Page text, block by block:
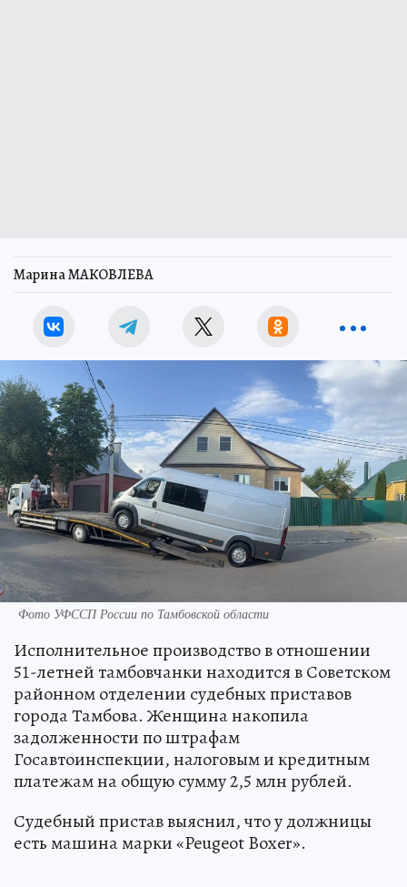
Марина МАКОВЛЕВА
Фото УФССП России по Тамбовской области
Исполнительное производство в отношении
51-летней тамбовчанки находится в Советском
районном отделении судебных приставов
города Тамбова. Женщина накопила
задолженности по штрафам
Госавтоинспекции, налоговым и кредитным
платежам на общую сумму 2,5 млн рублей.
Судебный пристав выяснил, что у должницы
есть машина марки «Peugeot Boxer».